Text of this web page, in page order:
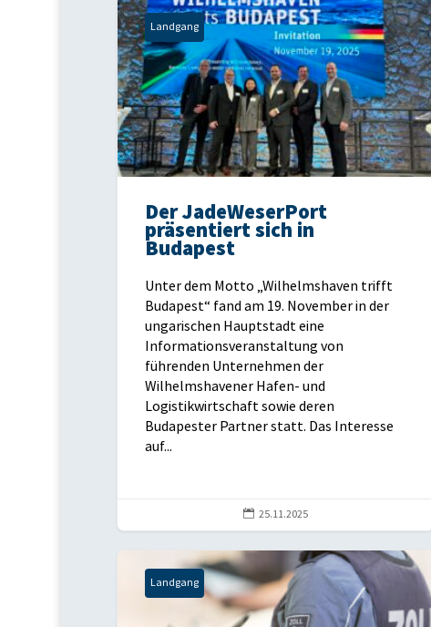
Landgang
Der JadeWeserPort
präsentiert sich in
Budapest
Unter dem Motto „Wilhelmshaven trifft
Budapest“ fand am 19. November in der
ungarischen Hauptstadt eine
Informationsveranstaltung von
führenden Unternehmen der
Wilhelmshavener Hafen- und
Logistikwirtschaft sowie deren
Budapester Partner statt. Das Interesse
auf...
 25.11.2025
Landgang